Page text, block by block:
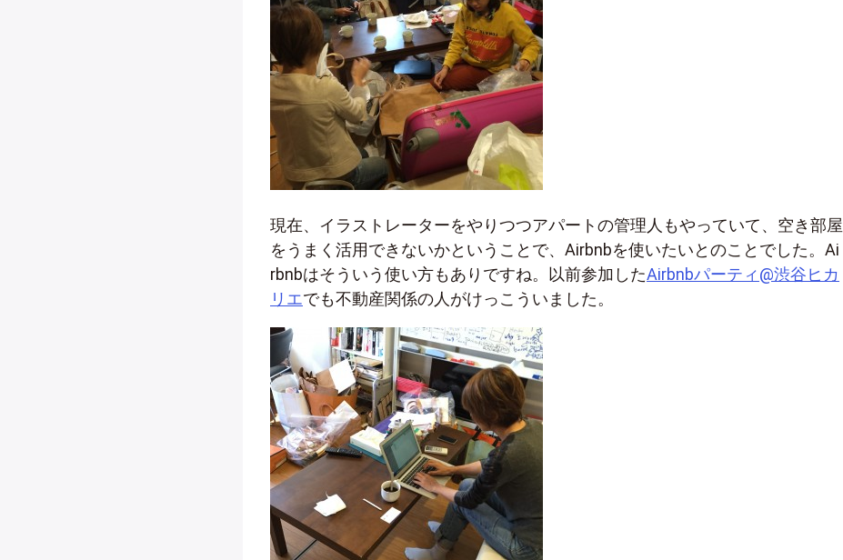
現在、イラストレーターをやりつつアパートの管理人もやっていて、空き部屋
をうまく活用できないかということで、Airbnbを使いたいとのことでした。Ai
rbnbはそういう使い方もありですね。以前参加したAirbnbパーティ@渋谷ヒカ
リエでも不動産関係の人がけっこういました。